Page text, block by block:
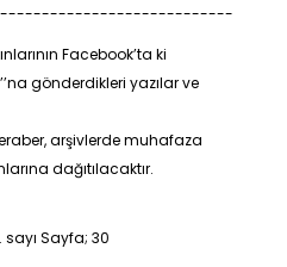
Facebook’ta ki
gönderdikleri yazılar ve
arşivlerde muhafaza
dağıtılacaktır.
Sayfa; 30